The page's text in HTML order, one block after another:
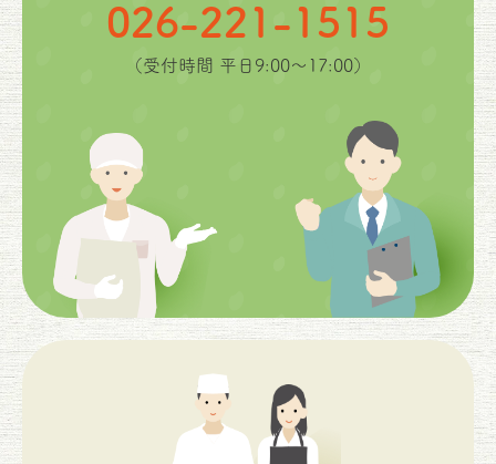
026-221-1515
（受付時間 平日9:00〜17:00）